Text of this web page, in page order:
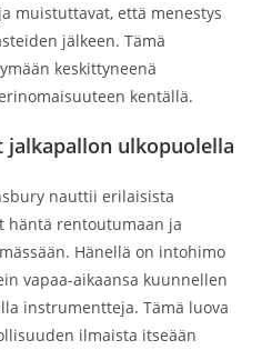
muistuttavat, että menestys
jälkeen. Tämä
keskittyneenä
kentällä.
ulkopuolella
nauttii erilaisista
häntä rentoutumaan ja
Hänellä on intohimo
vapaa-aikaansa kuunnellen
instrumentteja. Tämä luova
ilmaista itseään